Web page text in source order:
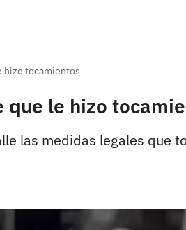
hizo tocamientos
le hizo
las medidas legales que